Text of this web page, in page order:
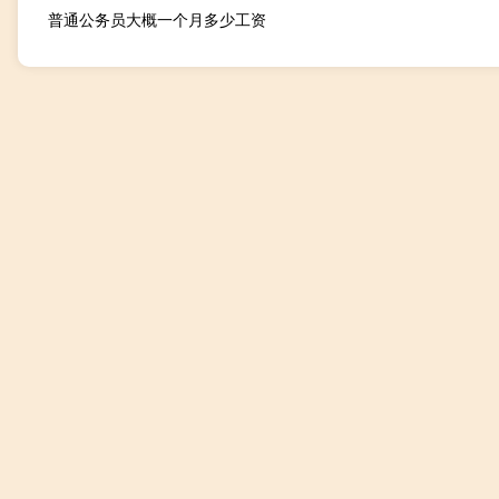
普通公务员大概一个月多少工资